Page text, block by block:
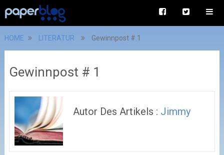
HOME LITERATUR Gewinnpost # 1
Gewinnpost # 1
Autor Des Artikels : Jimmy